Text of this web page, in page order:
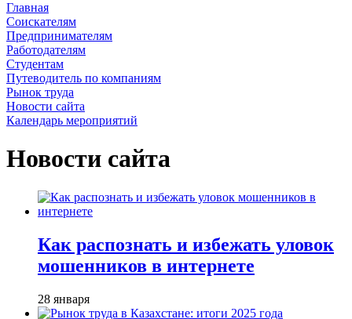
Главная
Соискателям
Предпринимателям
Работодателям
Студентам
Путеводитель по компаниям
Рынок труда
Новости сайта
Календарь мероприятий
Новости сайта
Как распознать и избежать уловок
мошенников в интернете
28 января